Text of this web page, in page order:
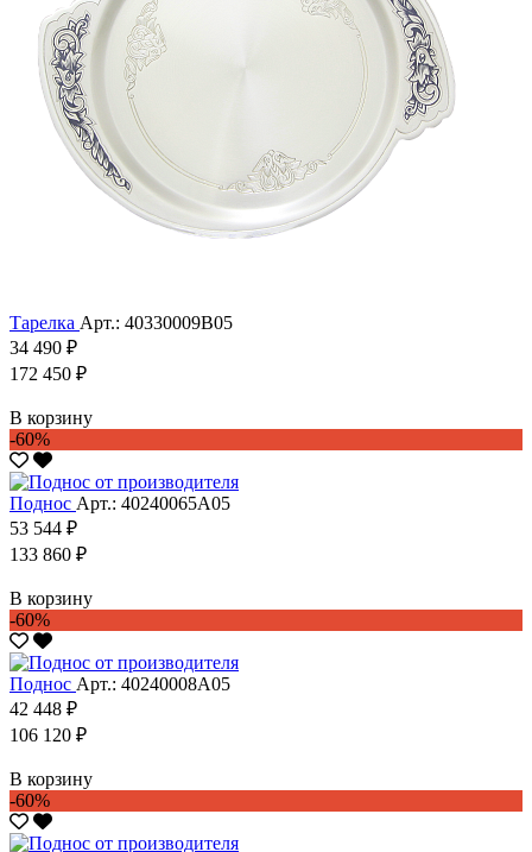
Тарелка Арт.: 40330009В05
34 490 ₽
172 450 ₽
В корзину
-60%
Поднос Арт.: 40240065А05
53 544 ₽
133 860 ₽
В корзину
-60%
Поднос Арт.: 40240008А05
42 448 ₽
106 120 ₽
В корзину
-60%